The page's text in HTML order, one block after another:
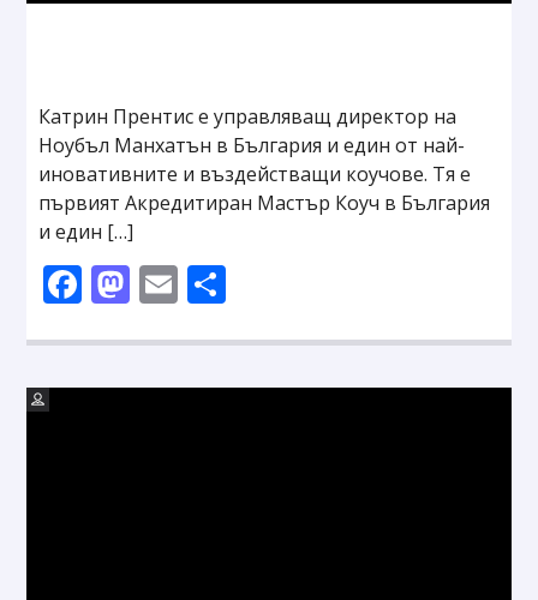
Катрин Прентис е управляващ директор на
Ноубъл Манхатън в България и един от най-
иновативните и въздействащи коучове. Тя е
първият Акредитиран Мастър Коуч в България
и един […]
Facebook
Mastodon
Email